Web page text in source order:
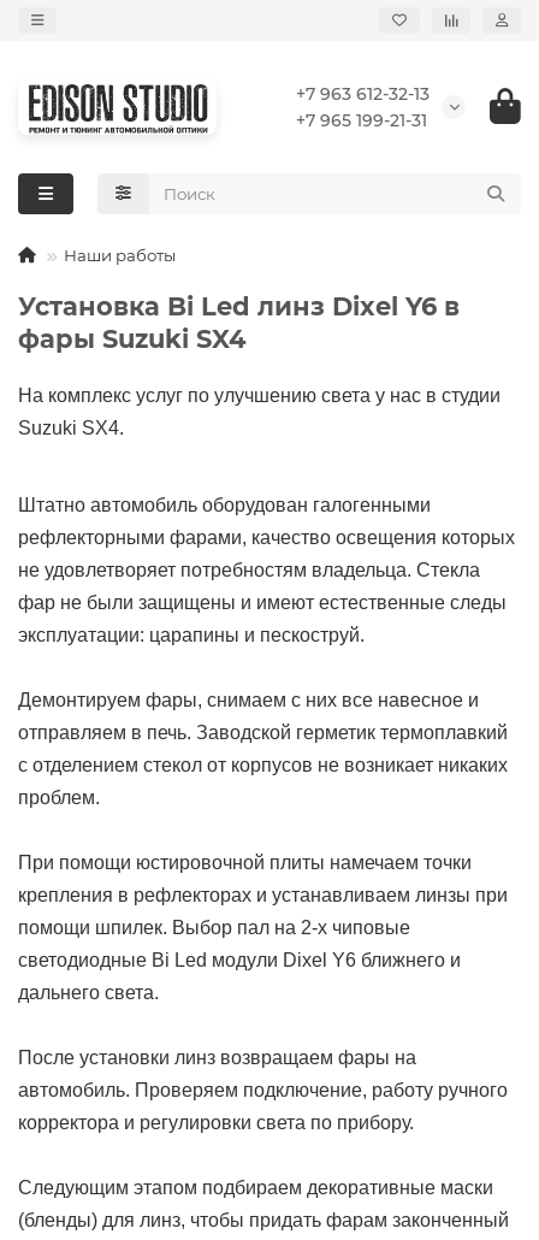
+7 963 612-32-13
+7 965 199-21-31
Наши работы
Установка Bi Led линз Dixel Y6 в
фары Suzuki SX4
На комплекс услуг по улучшению света у нас в студии
Suzuki SX4.
Штатно автомобиль оборудован галогенными
рефлекторными фарами, качество освещения которых
не удовлетворяет потребностям владельца. Cтекла
фар не были защищены и имеют естественные следы
эксплуатации: царапины и пескоструй.
Демонтируем фары, снимаем с них все навесное и
отправляем в печь. Заводской герметик термоплавкий
с отделением стекол от корпусов не возникает никаких
проблем.
При помощи юстировочной плиты намечаем точки
крепления в рефлекторах и устанавливаем линзы при
помощи шпилек. Выбор пал на 2-х чиповые
светодиодные Bi Led модули Dixel Y6 ближнего и
дальнего света.
После установки линз возвращаем фары на
автомобиль. Проверяем подключение, работу ручного
корректора и регулировки света по прибору.
Следующим этапом подбираем декоративные маски
(бленды) для линз, чтобы придать фарам законченный